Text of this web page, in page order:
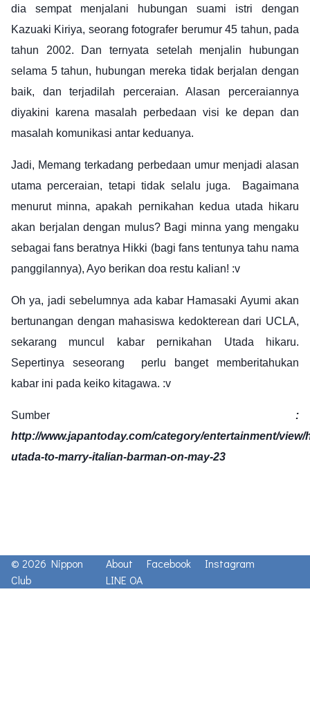
dia sempat menjalani hubungan suami istri dengan
Kazuaki Kiriya, seorang fotografer berumur 45 tahun, pada
tahun 2002. Dan ternyata setelah menjalin hubungan
selama 5 tahun, hubungan mereka tidak berjalan dengan
baik, dan terjadilah perceraian. Alasan perceraiannya
diyakini karena masalah perbedaan visi ke depan dan
masalah komunikasi antar keduanya.
Jadi, Memang terkadang perbedaan umur menjadi alasan
utama perceraian, tetapi tidak selalu juga. Bagaimana
menurut minna, apakah pernikahan kedua utada hikaru
akan berjalan dengan mulus? Bagi minna yang mengaku
sebagai fans beratnya Hikki (bagi fans tentunya tahu nama
panggilannya), Ayo berikan doa restu kalian! :v
Oh ya, jadi sebelumnya ada kabar Hamasaki Ayumi akan
bertunangan dengan mahasiswa kedokterean dari UCLA,
sekarang muncul kabar pernikahan Utada hikaru.
Sepertinya seseorang perlu banget memberitahukan
kabar ini pada keiko kitagawa. :v
Sumber :
http://www.japantoday.com/category/entertainment/view/
utada-to-marry-italian-barman-on-may-23
© 2026 Nippon
Club
About Facebook
Instagram
LINE OA